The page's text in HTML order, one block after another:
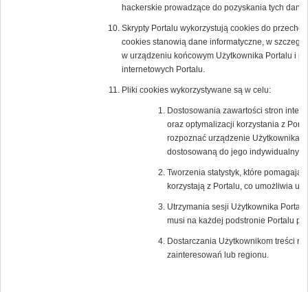
hackerskie prowadzące do pozyskania tych
Skrypty Portalu wykorzystują cookies do
cookies stanowią dane informatyczne, w
w urządzeniu końcowym Użytkownika Portalu i
internetowych Portalu.
Pliki cookies wykorzystywane są w celu:
Dostosowania zawartości stron
oraz optymalizacji korzystania z
rozpoznać urządzenie Użytkownika
dostosowaną do jego
Tworzenia statystyk, które pomagają
korzystają z Portalu, co umożliwia
Utrzymania sesji Użytkownika
musi na każdej podstronie Portalu
Dostarczania Użytkownikom treści
zainteresowań lub regionu.